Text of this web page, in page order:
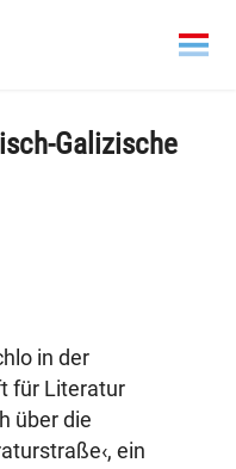
Galizische
in der
für Literatur
über die
ein